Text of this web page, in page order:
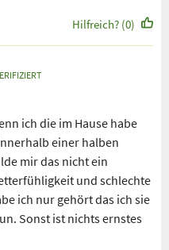
Hilfreich? (0)
ich die im Hause habe
einer halben
mir das nicht ein
und schlechte
ich nur gehört das ich sie
Sonst ist nichts ernstes